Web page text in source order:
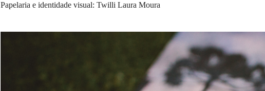
Papelaria e identidade visual: Twilli Laura Moura